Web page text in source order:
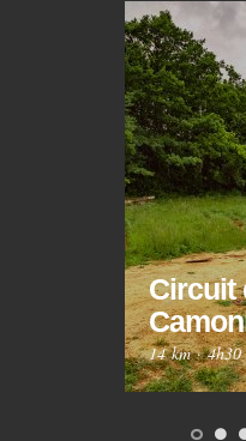
Circuit
14 km·4h30